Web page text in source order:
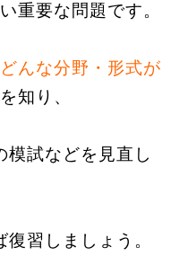
重要な問題です。
どんな分野・形式が
を知り、
模試などを見直し
習しましょう。